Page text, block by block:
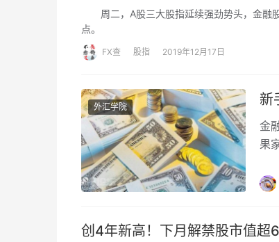
周二，A股三大股指延续强劲势头，金融
点。
FX查 股指 2019年12月17日
外汇学院 新
金
果
资
创4年新高！下月解禁股市值超